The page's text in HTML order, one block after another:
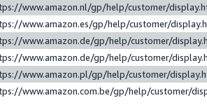
www.amazon.nl/gp/help/customer/
www.amazon.es/gp/help/customer/
www.amazon.de/gp/help/customer/
www.amazon.de/gp/help/customer/
www.amazon.pl/gp/help/customer/
www.amazon.com.be/gp/help/customer/